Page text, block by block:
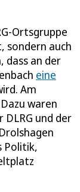
Ortsgruppe
sondern auch
dass an der
eine
Am
waren
und der
Politik,